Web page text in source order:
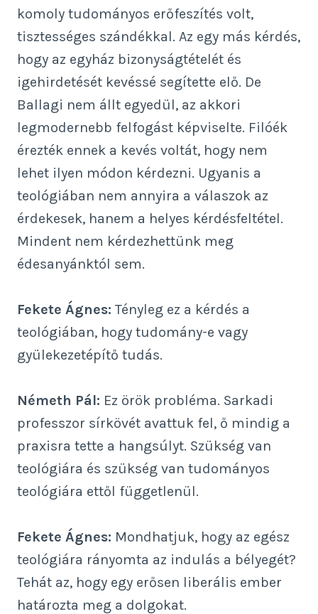
komoly tudományos erőfeszítés volt,
tisztességes szándékkal. Az egy más kérdés,
hogy az egyház bizonyságtételét és
igehirdetését kevéssé segítette elő. De
Ballagi nem állt egyedül, az akkori
legmodernebb felfogást képviselte. Filóék
érezték ennek a kevés voltát, hogy nem
lehet ilyen módon kérdezni. Ugyanis a
teológiában nem annyira a válaszok az
érdekesek, hanem a helyes kérdésfeltétel.
Mindent nem kérdezhettünk meg
édesanyánktól sem.
Fekete Ágnes: Tényleg ez a kérdés a
teológiában, hogy tudomány-e vagy
gyülekezetépítő tudás.
Németh Pál: Ez örök probléma. Sarkadi
professzor sírkövét avattuk fel, ő mindig a
praxisra tette a hangsúlyt. Szükség van
teológiára és szükség van tudományos
teológiára ettől függetlenül.
Fekete Ágnes: Mondhatjuk, hogy az egész
teológiára rányomta az indulás a bélyegét?
Tehát az, hogy egy erősen liberális ember
határozta meg a dolgokat.